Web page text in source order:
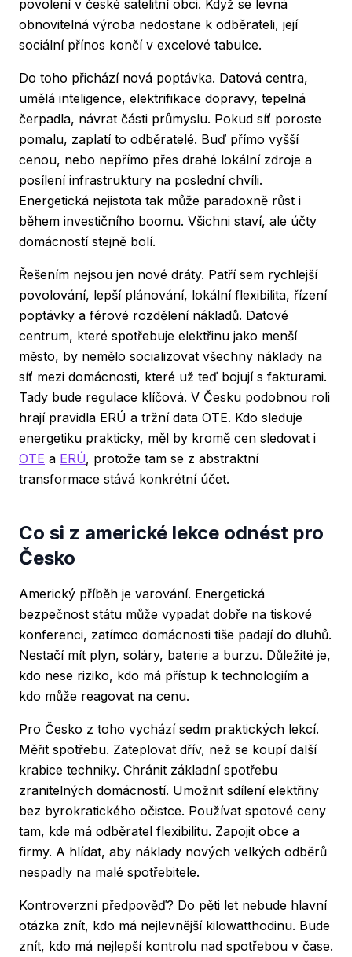
povolení v české satelitní obci. Když se levná
obnovitelná výroba nedostane k odběrateli, její
sociální přínos končí v excelové tabulce.
Do toho přichází nová poptávka. Datová centra,
umělá inteligence, elektrifikace dopravy, tepelná
čerpadla, návrat části průmyslu. Pokud síť poroste
pomalu, zaplatí to odběratelé. Buď přímo vyšší
cenou, nebo nepřímo přes drahé lokální zdroje a
posílení infrastruktury na poslední chvíli.
Energetická nejistota tak může paradoxně růst i
během investičního boomu. Všichni staví, ale účty
domácností stejně bolí.
Řešením nejsou jen nové dráty. Patří sem rychlejší
povolování, lepší plánování, lokální flexibilita, řízení
poptávky a férové rozdělení nákladů. Datové
centrum, které spotřebuje elektřinu jako menší
město, by nemělo socializovat všechny náklady na
síť mezi domácnosti, které už teď bojují s fakturami.
Tady bude regulace klíčová. V Česku podobnou roli
hrají pravidla ERÚ a tržní data OTE. Kdo sleduje
energetiku prakticky, měl by kromě cen sledovat i
OTE a ERÚ, protože tam se z abstraktní
transformace stává konkrétní účet.
Co si z americké lekce odnést pro
Česko
Americký příběh je varování. Energetická
bezpečnost státu může vypadat dobře na tiskové
konferenci, zatímco domácnosti tiše padají do dluhů.
Nestačí mít plyn, soláry, baterie a burzu. Důležité je,
kdo nese riziko, kdo má přístup k technologiím a
kdo může reagovat na cenu.
Pro Česko z toho vychází sedm praktických lekcí.
Měřit spotřebu. Zateplovat dřív, než se koupí další
krabice techniky. Chránit základní spotřebu
zranitelných domácností. Umožnit sdílení elektřiny
bez byrokratického očistce. Používat spotové ceny
tam, kde má odběratel flexibilitu. Zapojit obce a
firmy. A hlídat, aby náklady nových velkých odběrů
nespadly na malé spotřebitele.
Kontroverzní předpověď? Do pěti let nebude hlavní
otázka znít, kdo má nejlevnější kilowatthodinu. Bude
znít, kdo má nejlepší kontrolu nad spotřebou v čase.